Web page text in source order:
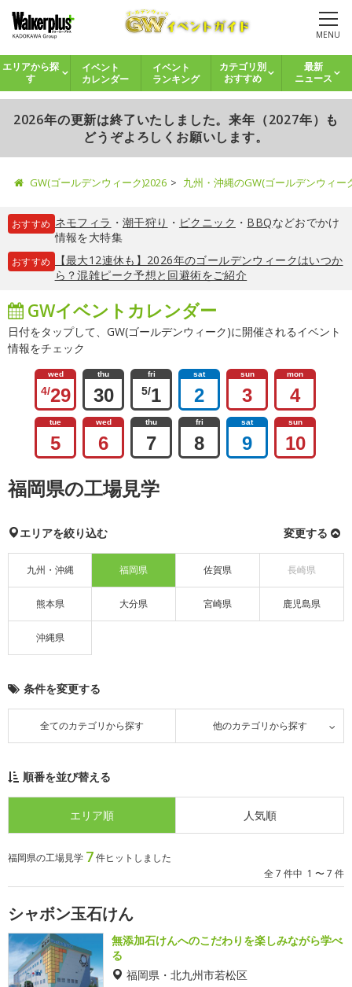
MENU
エリアから探
す
イベント
カレンダー
イベント
ランキング
カテゴリ別
おすすめ
最新
ニュース
2026年の更新は終了いたしました。来年（2027年）も
どうぞよろしくお願いします。
GW(ゴールデンウィーク)2026 九州・沖縄のGW(ゴールデンウィ
おすすめ ネモフィラ ・ 潮干狩り ・ ピクニック ・ BBQなどおでかけ
情報を大特集
おすすめ
【最大12連休も】2026年のゴールデンウィークはいつか
ら？混雑ピーク予想と回避術をご紹介
GWイベントカレンダー
日付をタップして、GW(ゴールデンウィーク)に開催されるイベント
情報をチェック
wed
4/29
thu
30
fri
5/1
sat
2
sun
3
mon
4
tue
5
wed
6
thu
7
fri
8
sat
9
sun
10
福岡県の工場見学
エリアを絞り込む 変更する
九州・沖縄 福岡県 佐賀県 長崎県
熊本県 大分県 宮崎県 鹿児島県
沖縄県
条件を変更する
全てのカテゴリから探す 他のカテゴリから探す
順番を並び替える
エリア順 人気順
福岡県の工場見学 7件ヒットしました
全 7 件中 1 〜 7 件
シャボン玉石けん
無添加石けんへのこだわりを楽しみながら学べ
る
福岡県・北九州市若松区